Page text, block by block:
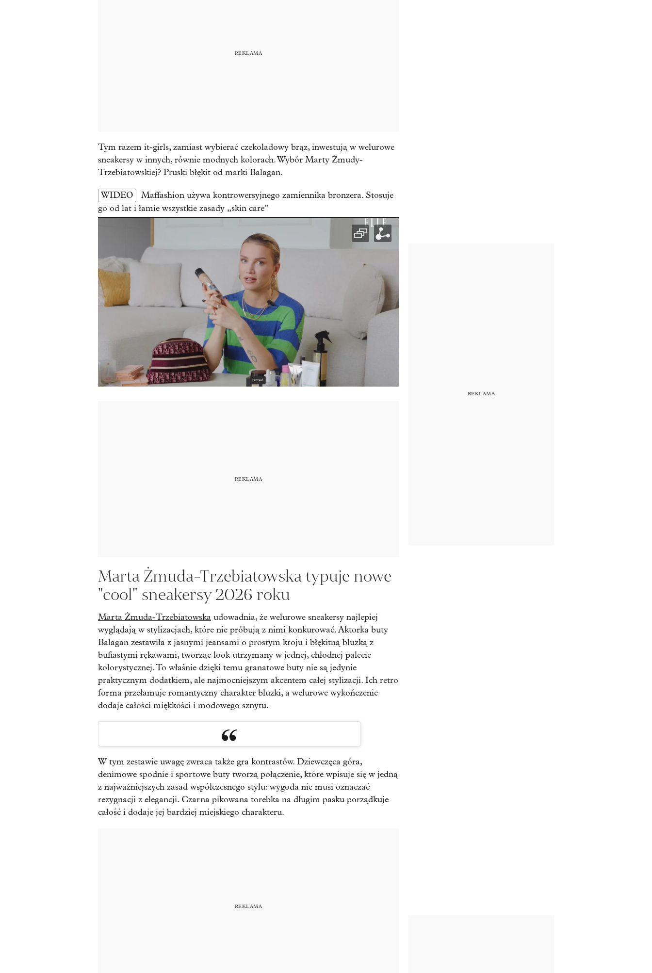
Tym razem it-girls, zamiast wybierać czekoladowy brąz, inwestują w welurowe
sneakersy w innych, równie modnych kolorach. Wybór Marty Żmudy-
Trzebiatowskiej? Pruski błękit od marki Balagan.
WIDEO
Maffashion używa kontrowersyjnego zamiennika bronzera. Stosuje
go od lat i łamie wszystkie zasady „skin care”
Marta Żmuda-Trzebiatowska typuje nowe
"cool" sneakersy 2026 roku
Marta Żmuda-Trzebiatowska udowadnia, że welurowe sneakersy najlepiej
wyglądają w stylizacjach, które nie próbują z nimi konkurować. Aktorka buty
Balagan zestawiła z jasnymi jeansami o prostym kroju i błękitną bluzką z
bufiastymi rękawami, tworząc look utrzymany w jednej, chłodnej palecie
kolorystycznej. To właśnie dzięki temu granatowe buty nie są jedynie
praktycznym dodatkiem, ale najmocniejszym akcentem całej stylizacji. Ich retro
forma przełamuje romantyczny charakter bluzki, a welurowe wykończenie
dodaje całości miękkości i modowego sznytu.
W tym zestawie uwagę zwraca także gra kontrastów. Dziewczęca góra,
denimowe spodnie i sportowe buty tworzą połączenie, które wpisuje się w jedną
z najważniejszych zasad współczesnego stylu: wygoda nie musi oznaczać
rezygnacji z elegancji. Czarna pikowana torebka na długim pasku porządkuje
całość i dodaje jej bardziej miejskiego charakteru.